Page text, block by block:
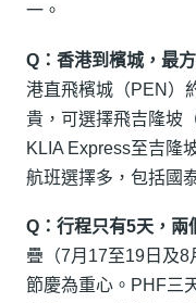
一。
Q：香港到檳城，最
港直飛檳城（PEN）
貴，可選擇飛吉隆坡
KLIA Express至吉隆
航班選擇多，包括國
Q：行程只有5天，兩
疊（7月17至19日及
節慶為重心。PHF三